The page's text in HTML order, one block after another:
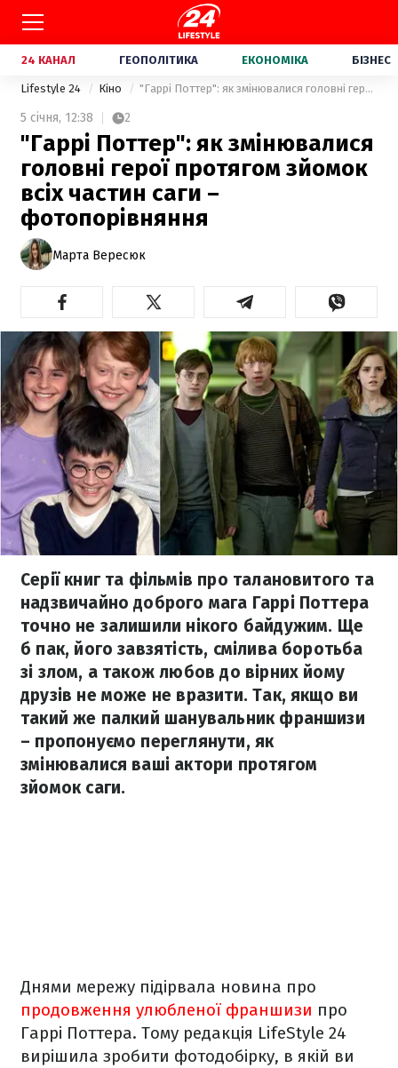
24 КАНАЛ ГЕОПОЛІТИКА ЕКОНОМІКА БІЗНЕС
Lifestyle 24 Кіно "Гаррі Поттер": як змінювалися головні герої протягом зйомок всіх частин саги – фотопорівняння
5 січня, 12:38 2
"Гаррі Поттер": як змінювалися
головні герої протягом зйомок
всіх частин саги –
фотопорівняння
Марта Вересюк
Серії книг та фільмів про талановитого та
надзвичайно доброго мага Гаррі Поттера
точно не залишили нікого байдужим. Ще
б пак, його завзятість, смілива боротьба
зі злом, а також любов до вірних йому
друзів не може не вразити. Так, якщо ви
такий же палкий шанувальник франшизи
– пропонуємо переглянути, як
змінювалися ваші актори протягом
зйомок саги.
Днями мережу підірвала новина про
продовження улюбленої франшизи про
Гаррі Поттера. Тому редакція LifeStyle 24
вирішила зробити фотодобірку, в якій ви